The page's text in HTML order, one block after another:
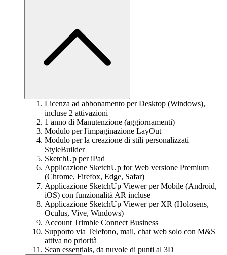
Licenza ad abbonamento per Desktop (Windows),
incluse 2 attivazioni
1 anno di Manutenzione (aggiornamenti)
Modulo per l'impaginazione LayOut
Modulo per la creazione di stili personalizzati
StyleBuilder
SketchUp per iPad
Applicazione SketchUp for Web versione Premium
(Chrome, Firefox, Edge, Safar)
Applicazione SketchUp Viewer per Mobile (Android,
iOS) con funzionalità AR incluse
Applicazione SketchUp Viewer per XR (Holosens,
Oculus, Vive, Windows)
Account Trimble Connect Business
Supporto via Telefono, mail, chat web solo con M&S
attiva no priorità
Scan essentials, da nuvole di punti al 3D